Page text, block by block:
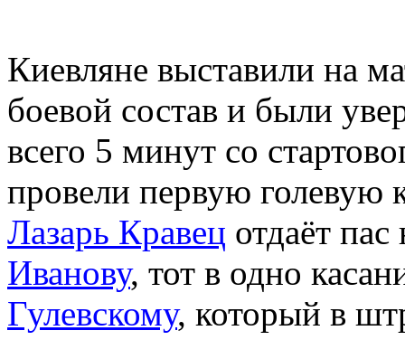
Киевляне выставили на
боевой состав и были
всего 5 минут со
провели первую
Лазарь Кравец отдаёт
Иванову, тот в одно
Гулевскому, который в